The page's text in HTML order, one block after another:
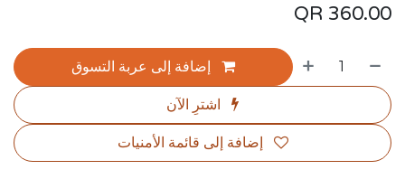
360.00
إضافة إلى عربة التسوق
اشترِ الآن
إضافة إلى قائمة الأمنيات